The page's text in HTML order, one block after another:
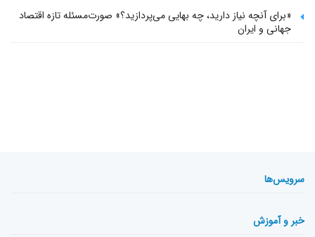
«برای آنچه نیاز دارید، چه بهایی می‌پردازید؟» صورت‌مسئله تازه اقتصاد
جهانی و ایران
سرویس‌ها
خبر و آموزش